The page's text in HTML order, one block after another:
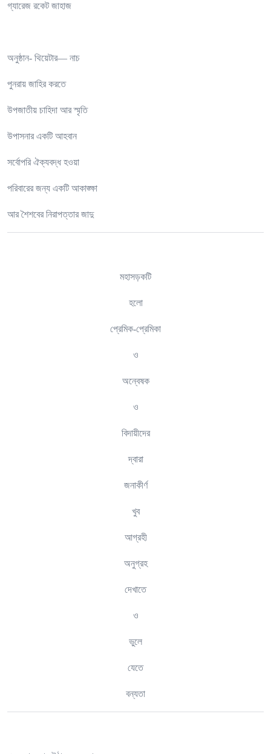
গ্যারেজ রকেট জাহাজ
অনুষ্ঠান- থিয়েটার— নাচ
পুনরায় জাহির করতে
উপজাতীয় চাহিদা আর স্মৃতি
উপাসনার একটি আহবান
সর্বোপরি ঐক্যবদ্ধ হওয়া
পরিবারের জন্য একটি আকাঙ্ক্ষা
আর শৈশবের নিরাপত্তার জাদু
মহাসড়কটি
হলো
প্রেমিক-প্রেমিকা
ও
অন্বেষক
ও
বিদায়ীদের
দ্বারা
জনাকীর্ণ
খুব
আগ্রহী
অনুগ্রহ
দেখাতে
ও
ভুলে
যেতে
বন্যতা